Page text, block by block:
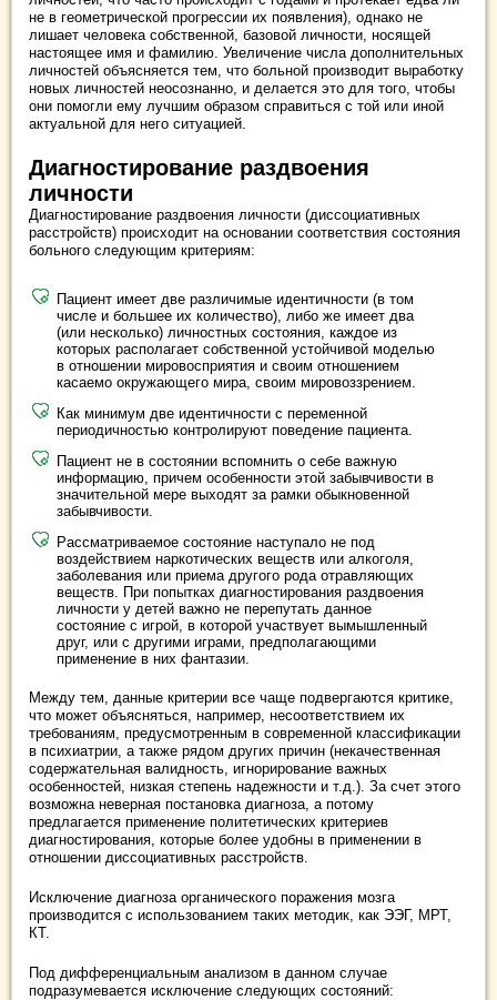
не в геометрической прогрессии их появления), однако не
лишает человека собственной, базовой личности, носящей
настоящее имя и фамилию. Увеличение числа дополнительных
личностей объясняется тем, что больной производит выработку
новых личностей неосознанно, и делается это для того, чтобы
они помогли ему лучшим образом справиться с той или иной
актуальной для него ситуацией.
Диагностирование раздвоения
личности
Диагностирование раздвоения личности (диссоциативных
расстройств) происходит на основании соответствия состояния
больного следующим критериям:
Пациент имеет две различимые идентичности (в том
числе и большее их количество), либо же имеет два
(или несколько) личностных состояния, каждое из
которых располагает собственной устойчивой моделью
в отношении мировосприятия и своим отношением
касаемо окружающего мира, своим мировоззрением.
Как минимум две идентичности с переменной
периодичностью контролируют поведение пациента.
Пациент не в состоянии вспомнить о себе важную
информацию, причем особенности этой забывчивости в
значительной мере выходят за рамки обыкновенной
забывчивости.
Рассматриваемое состояние наступало не под
воздействием наркотических веществ или алкоголя,
заболевания или приема другого рода отравляющих
веществ. При попытках диагностирования раздвоения
личности у детей важно не перепутать данное
состояние с игрой, в которой участвует вымышленный
друг, или с другими играми, предполагающими
применение в них фантазии.
Между тем, данные критерии все чаще подвергаются критике,
что может объясняться, например, несоответствием их
требованиям, предусмотренным в современной классификации
в психиатрии, а также рядом других причин (некачественная
содержательная валидность, игнорирование важных
особенностей, низкая степень надежности и т.д.). За счет этого
возможна неверная постановка диагноза, а потому
предлагается применение политетических критериев
диагностирования, которые более удобны в применении в
отношении диссоциативных расстройств.
Исключение диагноза органического поражения мозга
производится с использованием таких методик, как ЭЭГ, МРТ,
КТ.
Под дифференциальным анализом в данном случае
подразумевается исключение следующих состояний: